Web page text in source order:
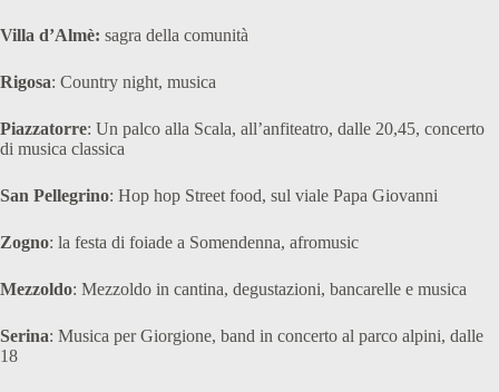
Villa d’Almè: sagra della comunità
Rigosa: Country night, musica
Piazzatorre: Un palco alla Scala, all’anfiteatro, dalle 20,45, concerto
di musica classica
San Pellegrino: Hop hop Street food, sul viale Papa Giovanni
Zogno: la festa di foiade a Somendenna, afromusic
Mezzoldo: Mezzoldo in cantina, degustazioni, bancarelle e musica
Serina: Musica per Giorgione, band in concerto al parco alpini, dalle
18